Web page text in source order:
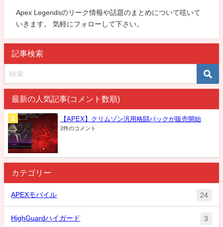
Apex Legendsのリーク情報や話題のまとめについて呟いて
いきます。 気軽にフォローして下さい。
記事検索
最新の人気記事(コメント数順)
【APEX】クリムゾン汎用格闘パックが販売開始
2件のコメント
カテゴリー
APEXモバイル 24
HighGuardハイガード 3